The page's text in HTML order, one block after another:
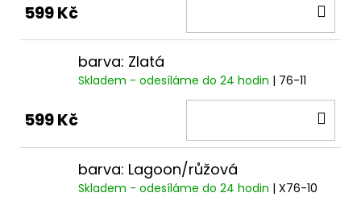
599 Kč
barva: Zlatá
Skladem - odesíláme do 24 hodin | 76-11
599 Kč
barva: Lagoon/růžová
Skladem - odesíláme do 24 hodin | X76-10